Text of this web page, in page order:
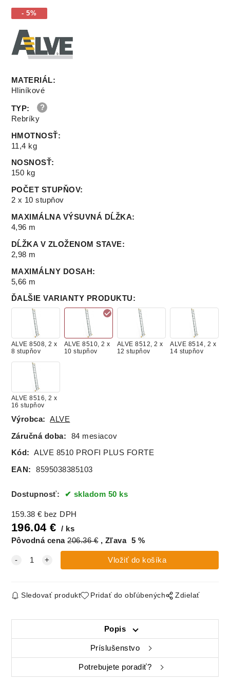
- 5%
MATERIÁL:
Hliníkové
TYP:
Rebríky
HMOTNOSŤ:
11,4 kg
NOSNOSŤ:
150 kg
POČET STUPŇOV:
2 x 10 stupňov
MAXIMÁLNA VÝSUVNÁ DĹŽKA:
4,96 m
DĹŽKA V ZLOŽENOM STAVE:
2,98 m
MAXIMÁLNY DOSAH:
5,66 m
ĎALŠIE VARIANTY PRODUKTU:
ALVE 8508, 2 x
8 stupňov
ALVE 8510, 2 x
10 stupňov
ALVE 8512, 2 x
12 stupňov
ALVE 8514, 2 x
14 stupňov
ALVE 8516, 2 x
16 stupňov
Výrobca: ALVE
Záručná doba: 84 mesiacov
Kód: ALVE 8510 PROFI PLUS FORTE
EAN: 8595038385103
Dostupnosť: skladom 50 ks
159.38 € bez DPH
196.04€
ks
Pôvodná cena 206.36€ Zľava 5 %
Sledovať produkt Pridať do obľúbených Zdielať
Popis
Príslušenstvo
Potrebujete poradiť?